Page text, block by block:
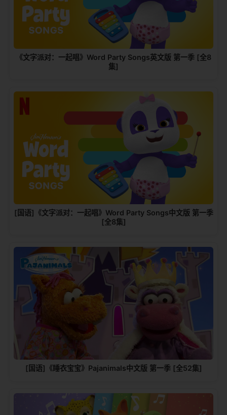
《文字派对：一起唱》Word Party Songs英文版 第一季 [全8
集]
[国语]《文字派对：一起唱》Word Party Songs中文版 第一季
[全8集]
[国语]《睡衣宝宝》Pajanimals中文版 第一季 [全52集]